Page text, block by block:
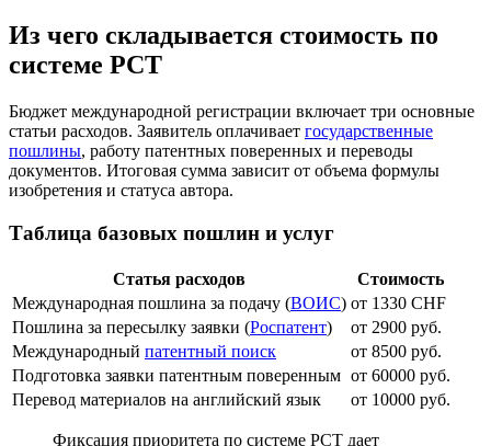
Из чего складывается стоимость по
системе PCT
Бюджет международной регистрации включает три основные
статьи расходов. Заявитель оплачивает государственные
пошлины, работу патентных поверенных и переводы
документов. Итоговая сумма зависит от объема формулы
изобретения и статуса автора.
Таблица базовых пошлин и услуг
Статья расходов
Стоимость
Международная пошлина за подачу (ВОИС) от 1330 CHF
Пошлина за пересылку заявки (Роспатент)
от 2900 руб.
Международный патентный поиск
от 8500 руб.
Подготовка заявки патентным поверенным от 60000 руб.
Перевод материалов на английский язык
от 10000 руб.
Фиксация приоритета по системе PCT дает